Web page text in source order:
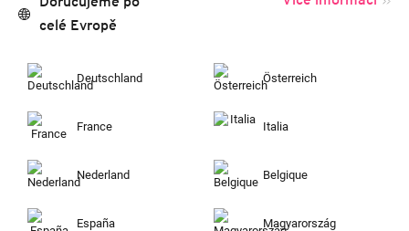
celé Evropě
Deutschland Österreich
France Italia
Nederland Belgique
España Magyarország